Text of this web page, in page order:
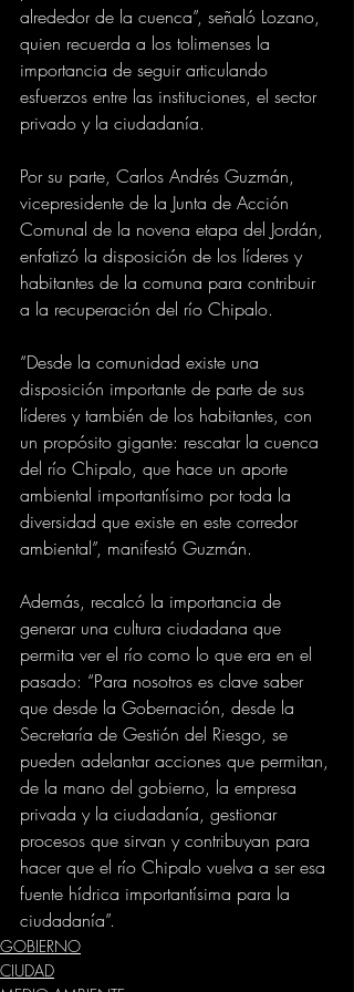
alrededor de la cuenca”, señaló Lozano,
quien recuerda a los tolimenses la
importancia de seguir articulando
esfuerzos entre las instituciones, el sector
privado y la ciudadanía.
Por su parte, Carlos Andrés Guzmán,
vicepresidente de la Junta de Acción
Comunal de la novena etapa del Jordán,
enfatizó la disposición de los líderes y
habitantes de la comuna para contribuir
a la recuperación del río Chipalo.
“Desde la comunidad existe una
disposición importante de parte de sus
líderes y también de los habitantes, con
un propósito gigante: rescatar la cuenca
del río Chipalo, que hace un aporte
ambiental importantísimo por toda la
diversidad que existe en este corredor
ambiental”, manifestó Guzmán.
Además, recalcó la importancia de
generar una cultura ciudadana que
permita ver el río como lo que era en el
pasado: “Para nosotros es clave saber
que desde la Gobernación, desde la
Secretaría de Gestión del Riesgo, se
pueden adelantar acciones que permitan,
de la mano del gobierno, la empresa
privada y la ciudadanía, gestionar
procesos que sirvan y contribuyan para
hacer que el río Chipalo vuelva a ser esa
fuente hídrica importantísima para la
ciudadanía”.
GOBIERNO
CIUDAD